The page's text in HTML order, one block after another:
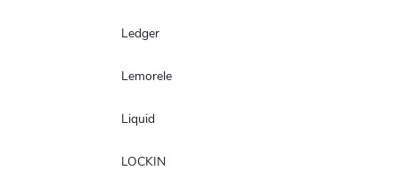
Ledger
Lemorele
Liquid
LOCKIN